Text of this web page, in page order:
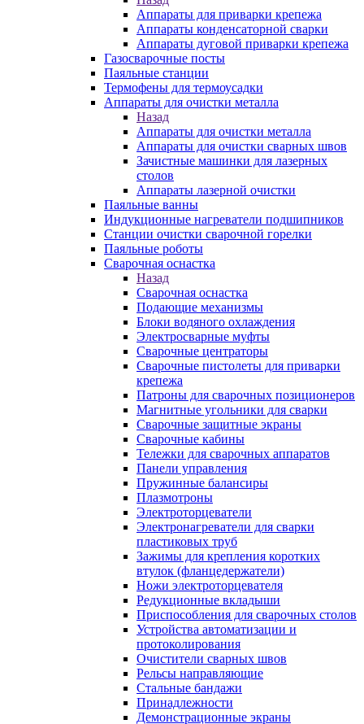
Аппараты для приварки крепежа
Аппараты конденсаторной сварки
Аппараты дуговой приварки крепежа
Газосварочные посты
Паяльные станции
Термофены для термоусадки
Аппараты для очистки металла
Назад
Аппараты для очистки металла
Аппараты для очистки сварных швов
Зачистные машинки для лазерных
столов
Аппараты лазерной очистки
Паяльные ванны
Индукционные нагреватели подшипников
Станции очистки сварочной горелки
Паяльные роботы
Сварочная оснастка
Назад
Сварочная оснастка
Подающие механизмы
Блоки водяного охлаждения
Электросварные муфты
Сварочные центраторы
Сварочные пистолеты для приварки
крепежа
Патроны для сварочных позиционеров
Магнитные угольники для сварки
Сварочные защитные экраны
Сварочные кабины
Тележки для сварочных аппаратов
Панели управления
Пружинные балансиры
Плазмотроны
Электроторцеватели
Электронагреватели для сварки
пластиковых труб
Зажимы для крепления коротких
втулок (фланцедержатели)
Ножи электроторцевателя
Редукционные вкладыши
Приспособления для сварочных столов
Устройства автоматизации и
протоколирования
Очистители сварных швов
Рельсы направляющие
Стальные бандажи
Принадлежности
Демонстрационные экраны